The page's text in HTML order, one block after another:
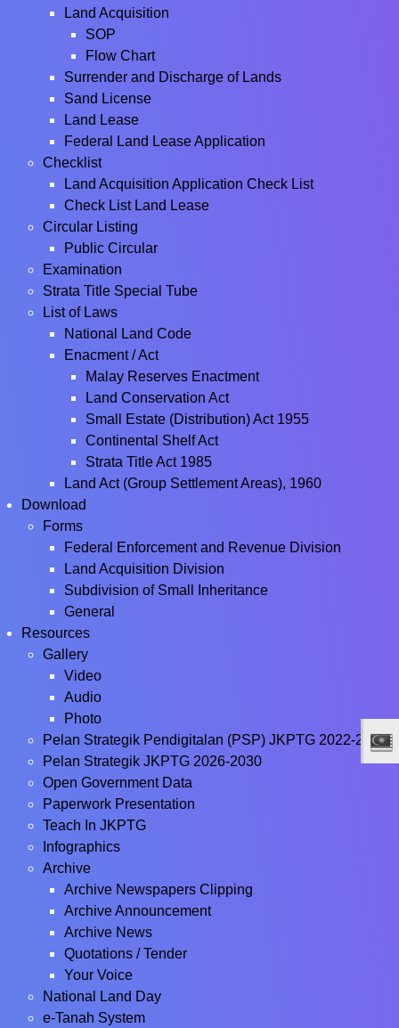
Land Acquisition
SOP
Flow Chart
Surrender and Discharge of Lands
Sand License
Land Lease
Federal Land Lease Application
Checklist
Land Acquisition Application Check List
Check List Land Lease
Circular Listing
Public Circular
Examination
Strata Title Special Tube
List of Laws
National Land Code
Enacment / Act
Malay Reserves Enactment
Land Conservation Act
Small Estate (Distribution) Act 1955
Continental Shelf Act
Strata Title Act 1985
Land Act (Group Settlement Areas), 1960
Download
Forms
Federal Enforcement and Revenue Division
Land Acquisition Division
Subdivision of Small Inheritance
General
Resources
Gallery
Video
Audio
Photo
Pelan Strategik Pendigitalan (PSP) JKPTG 2022-2026
Pelan Strategik JKPTG 2026-2030
Open Government Data
Paperwork Presentation
Teach In JKPTG
Infographics
Archive
Archive Newspapers Clipping
Archive Announcement
Archive News
Quotations / Tender
Your Voice
National Land Day
e-Tanah System